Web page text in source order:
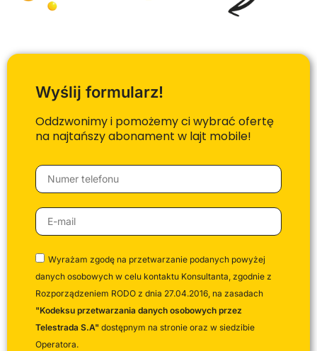
Wyślij formularz!
Oddzwonimy i pomożemy ci wybrać ofertę
na najtańszy abonament w lajt mobile!
Wyrażam zgodę na przetwarzanie podanych powyżej
danych osobowych w celu kontaktu Konsultanta, zgodnie z
Rozporządzeniem RODO z dnia 27.04.2016, na zasadach
"Kodeksu przetwarzania danych osobowych przez
Telestrada S.A" dostępnym na stronie oraz w siedzibie
Operatora.